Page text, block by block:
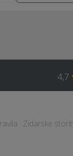
4,7
· Zidarske